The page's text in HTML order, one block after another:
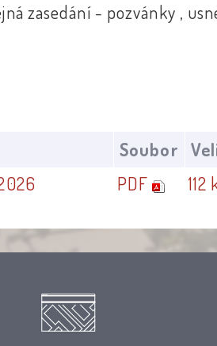
zasedání - pozvánky ,
Soubor
PDF 112